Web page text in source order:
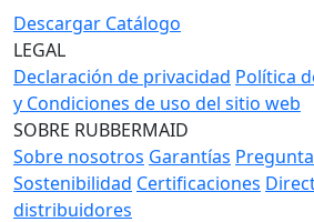
Descargar Catálogo
LEGAL
Declaración de privacidad Política
y Condiciones de uso del sitio web
SOBRE RUBBERMAID
Sobre nosotros Garantías
Sostenibilidad Certificaciones
distribuidores